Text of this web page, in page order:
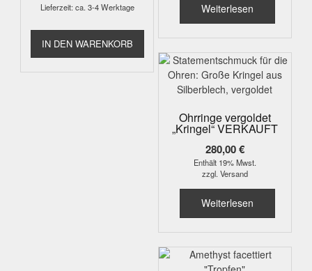
Lieferzeit: ca. 3-4 Werktage
IN DEN WARENKORB
Weiterlesen
Ohrringe vergoldet
„Kringel“ VERKAUFT
280,00€
Enthält 19% Mwst.
zzgl. Versand
Weiterlesen